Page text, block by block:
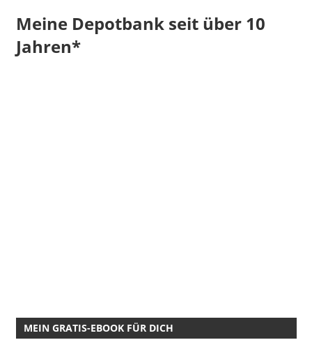
Meine Depotbank seit über 10
Jahren*
MEIN GRATIS-EBOOK FÜR DICH